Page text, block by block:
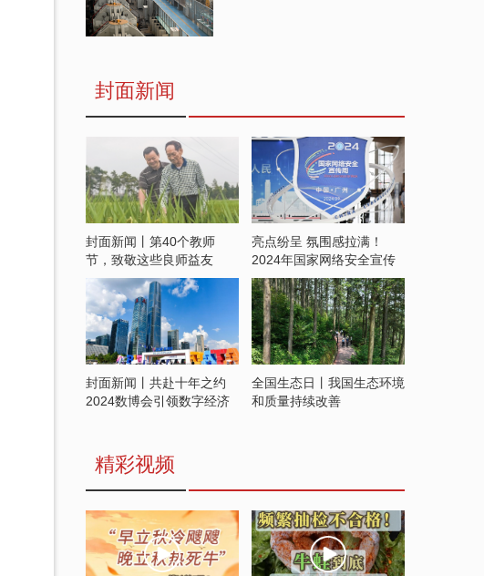
封面新闻
封面新闻丨第40个教师
节，致敬这些良师益友
亮点纷呈 氛围感拉满！
2024年国家网络安全宣传
周开启
封面新闻丨共赴十年之约
2024数博会引领数字经济
全国生态日丨我国生态环境
和质量持续改善
精彩视频